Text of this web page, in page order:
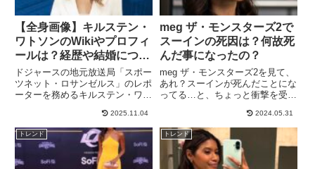
【全身画像】キルステン・
ワトソンのWikiやプロフィ
ールは？経歴や結婚につい
ても！
ドジャースの地元放送局「スポー
ツネット・ロサンゼルス」のレポ
ーターを務めるキルステン・ワト
大谷翔平選手との身長がほとんど
変わらないこと、そして、笑顔が
素敵と、日本からも注目を集めて
いるワトソンさんですが、プロ
フ...
2025.11.04
meg ザ・モンスターズ2で
スーインの死因は？何故死
んだ事になったの？
meg ザ・モンスターズ2を見て、
あれ？スーインが死んだことにな
ってる…と、ちょっと衝撃を受け
身も、meg ザ・モンスターズ2を
見て、リー・ビンビン出演してい
ないのか…と悲しくなりました。
スーインは何故、死んだ...
2024.05.31
トレンド トレンド